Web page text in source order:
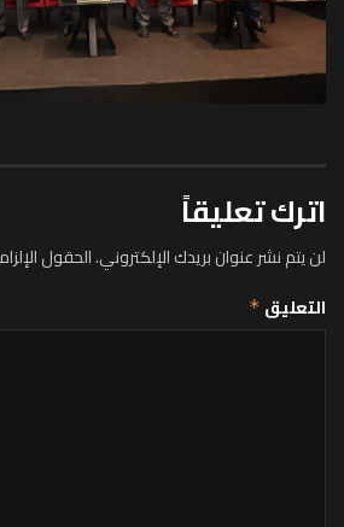
اترك تعليقاً
لن يتم نشر عنوان بريدك الإلكتروني.الحقول
التعليق *